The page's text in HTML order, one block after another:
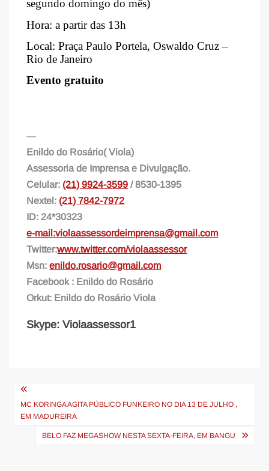
segundo domingo do mês)
Hora: a partir das 13h
Local: Praça Paulo Portela, Oswaldo Cruz –
Rio de Janeiro
Evento gratuito
—
Enildo do Rosário( Viola)
Assessoria de Imprensa e Divulgação.
Celular: (21) 9924-3599 / 8530-1395
Nextel: (21) 7842-7972
ID: 24*30323
e-mail:violaassessordeimprensa@gmail.com
Twitter:www.twitter.com/violaassessor
Msn:enildo.rosario@gmail.com
Facebook : Enildo do Rosário
Orkut: Enildo do Rosário Viola
Skype: Violaassessor1
Navegação
de
Post
MC KORINGA AGITA PÚBLICO FUNKEIRO NO DIA 13 DE JULHO ,
EM MADUREIRA
BELO FAZ MEGASHOW NESTA SEXTA-FEIRA, EM BANGU